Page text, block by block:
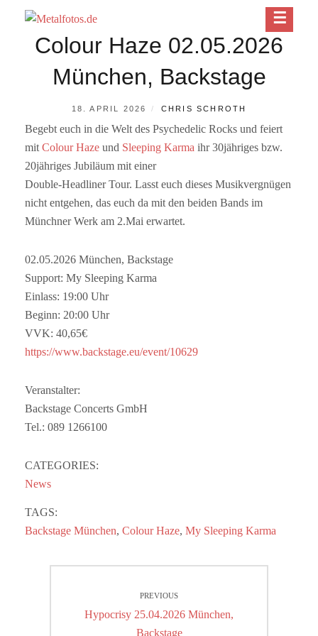
METALFOTOS.DE
Colour Haze 02.05.2026
München, Backstage
POSTED
18. APRIL 2026 BY
CHRIS SCHROTH
Begebt euch in die Welt des Psychedelic Rocks und feiert
mit Colour Haze und Sleeping Karma ihr 30jähriges bzw.
20jähriges Jubiläum mit einer
Double-Headliner Tour. Lasst euch dieses Musikvergnügen
nicht entgehen, das euch da mit den beiden Bands im
Münchner Werk am 2.Mai erwartet.
02.05.2026 München, Backstage
Support: My Sleeping Karma
Einlass: 19:00 Uhr
Beginn: 20:00 Uhr
VVK: 40,65€
https://www.backstage.eu/event/10629
Veranstalter:
Backstage Concerts GmbH
Tel.: 089 1266100
CATEGORIES:
News
TAGS:
Backstage München, Colour Haze, My Sleeping Karma
PREVIOUS
Previous
Hypocrisy 25.04.2026 München,
Backstage